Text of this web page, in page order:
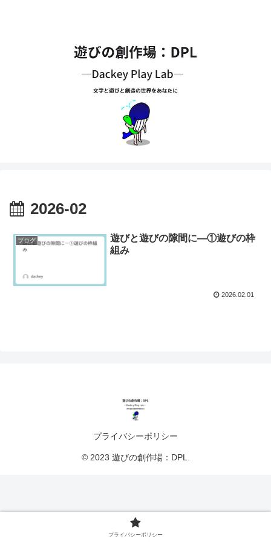
2026-02
ブログ
遊びと遊びの隙間に―①遊びの枠
組み
2026.02.01
プライバシーポリシー
© 2023 遊びの創作場：DPL.
プライバシーポリシー